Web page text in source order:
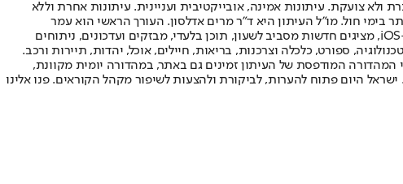
ולא צועקת. עיתונות אמינה, אובייקטיבית ועניינית. עיתונות אחרת וללא
בעל שיעור החשיפה הגבוה ביותר בימי חול. מו"ל העיתון היא ד"ר מרים אדלסון. העורך הראשי הוא עמר
לחמנוביץ, והעורך המייסד הוא עמוס רגב. אתרי האינטרנט של "ישראל היום" בעברית ובאנגלית, כמו כן היישומונים (אפליקציות) לאנדרואיד ול-iOS, מציגים חדשות מסביב לשעון, תוכן בלעדי, מבזקים ועדכונים, ניתוחים
ספורט, כלכלה וצרכנות, בריאות, חיילים, אוכל, יהדות, תיירות ורכב.
המהדורה המודפסת של העיתון זמינים גם באתר, במהדורה יומית מקוונת,
היום פתוח להערות, לביקורת ולהצעות לשיפור מקהל הקוראים. פנו אלינו